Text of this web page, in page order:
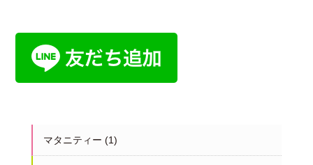
マタニティー (1)